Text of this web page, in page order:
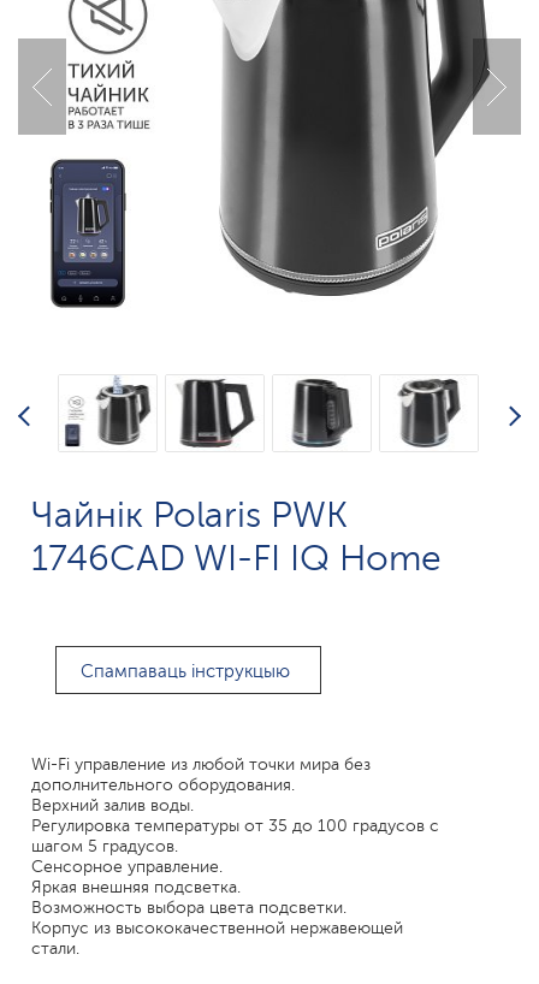
Чайнік Polaris PWK
1746CAD WI-FI IQ Home
Спампаваць інструкцыю
Wi-Fi управление из любой точки мира без
дополнительного оборудования.
Верхний залив воды.
Регулировка температуры от 35 до 100 градусов с
шагом 5 градусов.
Сенсорное управление.
Яркая внешняя подсветка.
Возможность выбора цвета подсветки.
Корпус из высококачественной нержавеющей
стали.